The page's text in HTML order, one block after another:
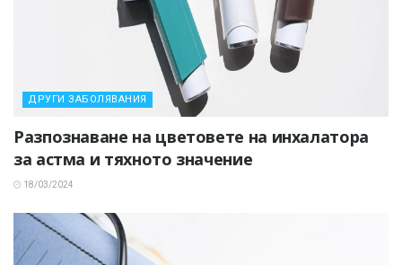
ДРУГИ ЗАБОЛЯВАНИЯ
Разпознаване на цветовете на инхалатора
за астма и тяхното значение
18/03/2024